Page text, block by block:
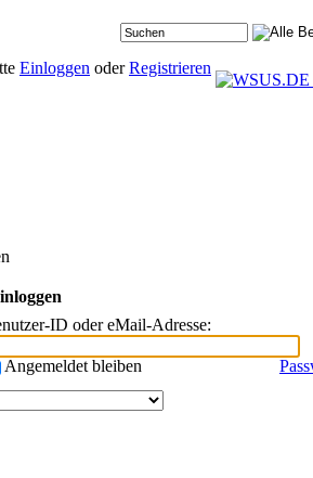
Einloggen oderRegistrieren
ID oder eMail-Adresse:
Angemeldet bleiben